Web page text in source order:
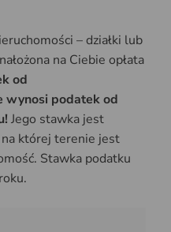
– działki lub
na Ciebie opłata
od
wynosi podatek od
Jego stawka jest
na której terenie jest
Stawka podatku